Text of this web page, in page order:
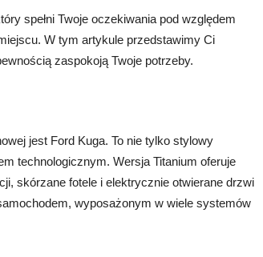
spełni Twoje oczekiwania pod względem
W tym artykule przedstawimy Ci
zaspokoją Twoje potrzeby.
jest Ford Kuga. To nie tylko stylowy
technologicznym. Wersja Titanium oferuje
skórzane fotele i elektrycznie otwierane drzwi
wyposażonym w wiele systemów